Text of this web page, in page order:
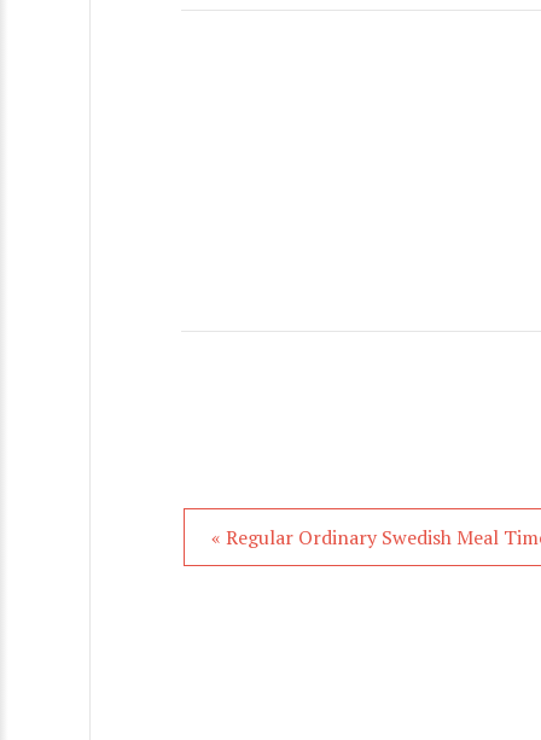
« Regular Ordinary Swedish Meal